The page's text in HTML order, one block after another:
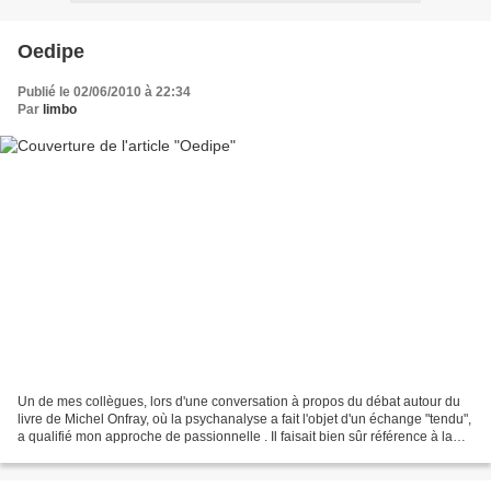
Oedipe
Publié le 02/06/2010 à 22:34
Par limbo
Un de mes collègues, lors d'une conversation à propos du débat autour du
livre de Michel Onfray, où la psychanalyse a fait l'objet d'un échange "tendu",
a qualifié mon approche de passionnelle . Il faisait bien sûr référence à la